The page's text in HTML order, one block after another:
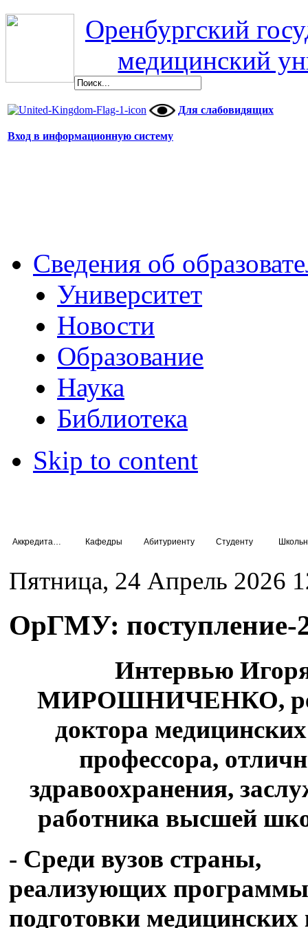
Оренбургский
медицинский
Для слабовидящих
Вход в информационную систему
Сведения об
Университет
Новости
Образование
Наука
Библиотека
Skip to content
Кафедры Абитуриенту Студенту
Пятница, 24 Апрель 2026
ОрГМУ: поступление-
Интервью
МИРОШНИЧЕНКО,
доктора
профессора,
здравоохранения,
работника высшей
- Среди вузов страны,
реализующих программы
подготовки медицинских